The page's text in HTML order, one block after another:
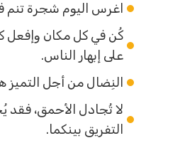
اغرس اليوم شجرة تنم
كُن في كل مكان وإفعل
على إبهار الناس.
النِضال من أجل
لا تُجادل الأحمق،
التفريق بينكما.